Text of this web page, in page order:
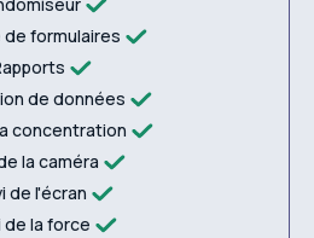
formulaires
de données
concentration
la caméra
de l'écran
de la force